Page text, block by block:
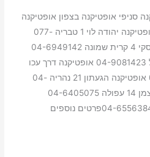
סניפי אופטיקנה בצפון אופטיקנה
התמר 1 יקנעם 04-9591162 אופטיקנה יהודה לוי 1 טבריה 077-
4604162 אופטיקנה טשרניחובסקי 4 קרית שמונה 04-6949142
אופטיקנה מעלה כמון 5 כרמיאל 04-9081423 אופטיקנה דרך עכו
192 קרית ביאליק 04-8771474 אופטיקנה הגעתון 21 נהריה 04-
9922463 אופטיקנה הנשיא וייצמן 14 עפולה 04-6405075
אופטיקנהתופיק זאיד 53 נצרת04-6556384פרטים נוספים